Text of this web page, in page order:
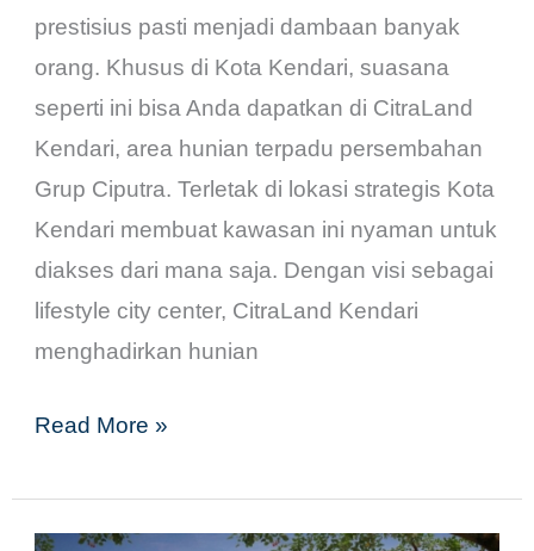
prestisius pasti menjadi dambaan banyak
orang. Khusus di Kota Kendari, suasana
seperti ini bisa Anda dapatkan di CitraLand
Kendari, area hunian terpadu persembahan
Grup Ciputra. Terletak di lokasi strategis Kota
Kendari membuat kawasan ini nyaman untuk
diakses dari mana saja. Dengan visi sebagai
lifestyle city center, CitraLand Kendari
menghadirkan hunian
Read More »